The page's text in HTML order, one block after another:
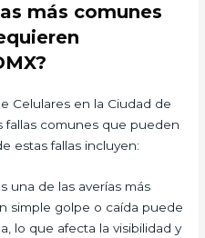
más comunes
Celulares en la Ciudad de
fallas comunes que pueden
estas fallas incluyen:
una de las averías más
simple golpe o caída puede
lo que afecta la visibilidad y